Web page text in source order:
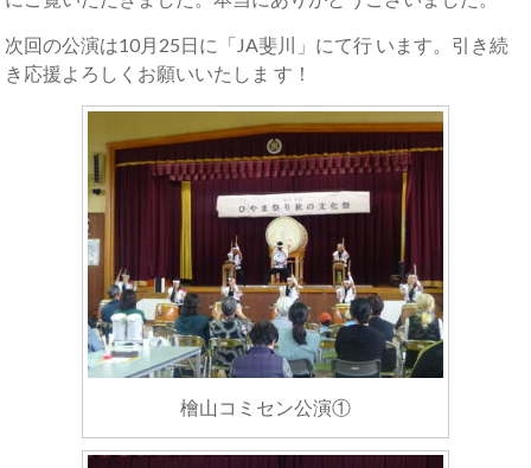
次回の公演は10月25日に「JA斐川」にて行 います。引き続
き応援よろしくお願いいたしま す！
檜山コミセン公演①